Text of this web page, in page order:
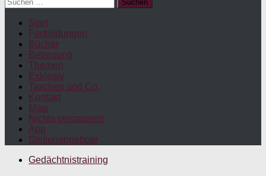
nach:
Start
Fortbildungen
Bücher
Betreuung
Themen
Exklusiv
Taschen und Co.
Kontakt
Maw
Nichts verpassen!
App
Stellenangebote
Gedächtnistraining